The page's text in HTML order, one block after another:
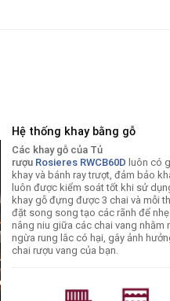
Hệ thống khay bằng gỗ
Các khay gỗ của Tủ
rượu Rosieres RWCB60D luôn có
khay và bánh ray trượt, đảm bảo
luôn được kiểm soát tốt khi sử
khay gỗ đựng được 3 chai và mỗi
đặt song song tạo các rãnh để
nâng niu giữa các chai vang nhằm
ngừa rung lắc có hại, gây ảnh
chai rượu vang của bạn.